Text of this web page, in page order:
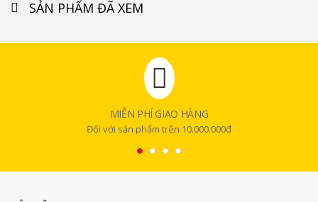
SẢN PHẨM ĐÃ XEM
MIỄN PHÍ GIAO HÀNG
Đối với sản phẩm trên 10.000.000đ